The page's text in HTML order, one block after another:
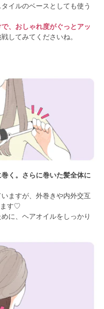
イルのベースとしても使う
、おしゃれ度がぐっとアッ
してみてくださいね。
く。さらに巻いた髪全体に
ますが、外巻きや内外交互
ます♡
に、ヘアオイルをしっかり